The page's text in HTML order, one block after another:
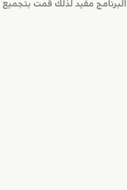
البرنامج مفيد لذلك قمت بتجميع